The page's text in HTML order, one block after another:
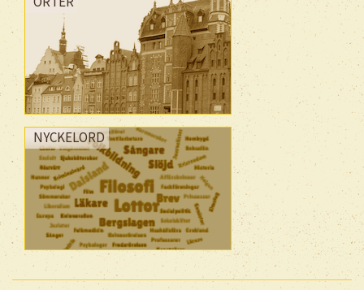
NYCKELORD